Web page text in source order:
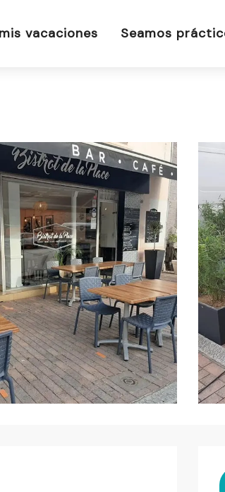
vacaciones Seamos